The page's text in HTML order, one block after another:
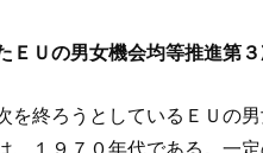
ＥＵの男女機会均等推進第
を終ろうとしているＥＵの